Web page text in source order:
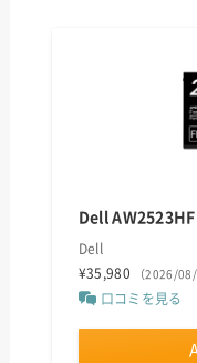
Dell
Dell
¥35,980
（2026/
口コミを見る